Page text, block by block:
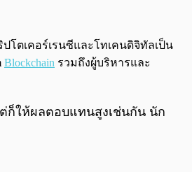
0:00/0:00
โตเคอร์เรนซีและโทเคนดิจิทัลเป็น
Blockchain รวมถึงผู้บริหารและ
ก็ให้ผลตอบแทนสูงเช่นกัน นัก